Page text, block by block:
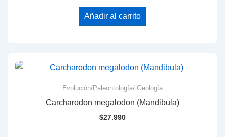
Añadir al carrito
Evolución/Paleontología/ Geología
Carcharodon megalodon (Mandibula)
$27.990